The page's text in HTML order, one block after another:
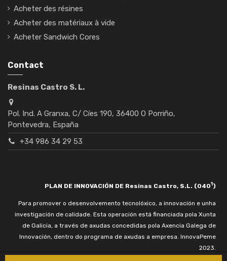
Acheter des résines
Acheter des matériaux à vide
Acheter Sandwich Cores
Contact
Resinas Castro S. L.
Pol. Ind. A Granxa, C/ Cíes 190, 36400 O Porriño,
Pontevedra, España
+34 986 34 29 53
PLAN DE INNOVACIÓN DE Resinas Castro, S.L. (0401)
Para promover o desenvolvemento tecnolóxico, a innovación e unha
investigación de calidade. Esta operación está financiada pola Xunta
de Galicia, a través de axudas concedidas pola Axencia Galega de
Innovación, dentro do programa de axudas a empresa. InnovaPeme
2023.